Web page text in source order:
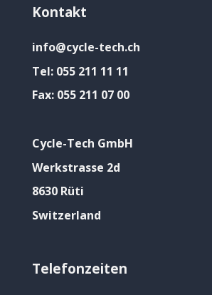
Kontakt
info@cycle-tech.ch
Tel: 055 211 11 11
Fax: 055 211 07 00
Cycle-Tech GmbH
Werkstrasse 2d
8630 Rüti
Switzerland
Telefonzeiten